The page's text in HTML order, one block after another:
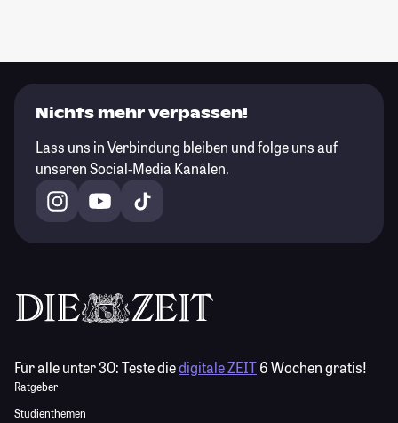
Nichts mehr verpassen!
Lass uns in Verbindung bleiben und folge uns auf
unseren Social-Media Kanälen.
Für alle unter 30:Teste diedigitale ZEIT6 Wochen gratis!
Ratgeber
Studienthemen